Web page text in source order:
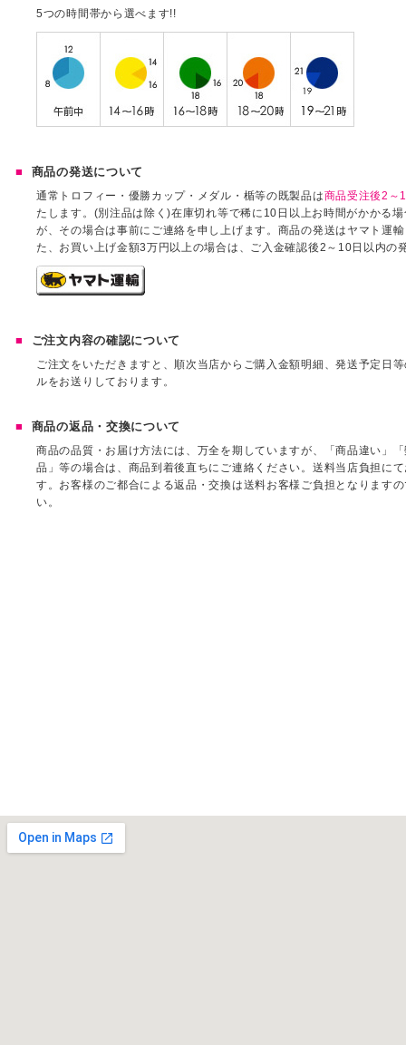
5つの時間帯から選べます!!
商品の発送について
通常トロフィー・優勝カップ・メダル・楯等の既製品は商品受注後2～
たします。(別注品は除く)在庫切れ等で稀に10日以上お時間がかかる
が、その場合は事前にご連絡を申し上げます。商品の発送はヤマト運
た、お買い上げ金額3万円以上の場合は、ご入金確認後2～10日以内の
ご注文内容の確認について
ご注文をいただきますと、順次当店からご購入金額明細、発送予定日
ルをお送りしております。
商品の返品・交換について
商品の品質・お届け方法には、万全を期していますが、「商品違い」
品」等の場合は、商品到着後直ちにご連絡ください。送料当店負担に
す。お客様のご都合による返品・交換は送料お客様ご負担となります
い。